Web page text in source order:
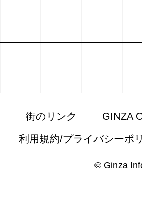
街のリンク
GINZA
利用規約/プライバシーポ
© Ginza